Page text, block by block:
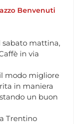
Benvenuti
mattina,
in via
modo migliore
in maniera
un buon
Trentino